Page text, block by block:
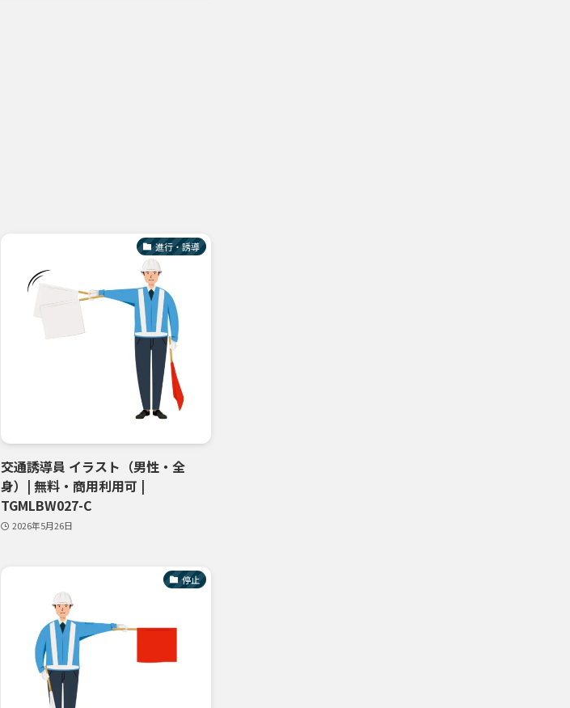
進行・誘導
交通誘導員 イラスト（男性・全
身）| 無料・商用利用可 |
TGMLBW027-C
2026年5月26日
停止